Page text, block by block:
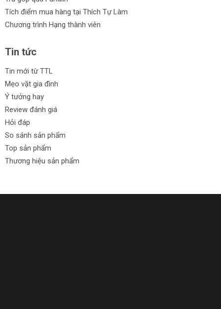
Tích điểm mua hàng tại Thích Tự Làm
Chương trình Hạng thành viên
Tin tức
Tin mới từ TTL
Mẹo vặt gia đình
Ý tưởng hay
Review đánh giá
Hỏi đáp
So sánh sản phẩm
Top sản phẩm
Thương hiệu sản phẩm